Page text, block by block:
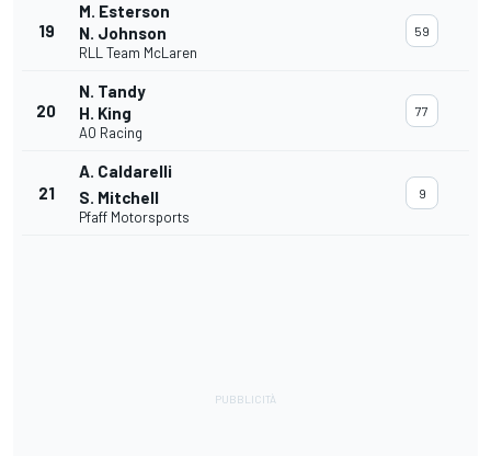
19
M. Esterson
N. Johnson
RLL Team McLaren
59
20
N. Tandy
H. King
AO Racing
77
21
A. Caldarelli
S. Mitchell
Pfaff Motorsports
9